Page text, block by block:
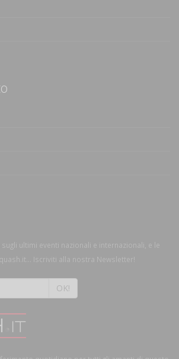
sugli ultimi eventi nazionali e internazionali, e le
Iscriviti alla nostra Newsletter!
OK!